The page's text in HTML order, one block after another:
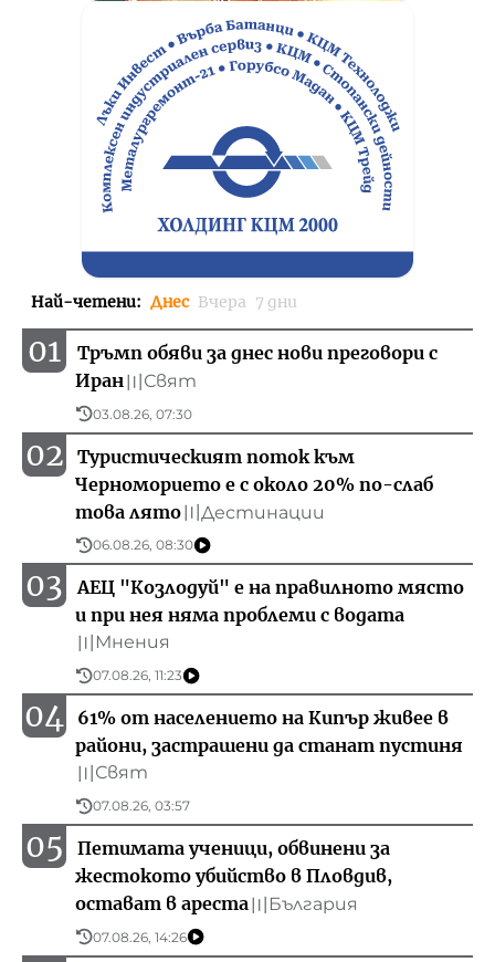
Най-четени: Днес Вчера 7 дни
01
Тръмп обяви за днес нови преговори с
Иран 〣 Свят
03.08.26, 07:30
02
Туристическият поток към
Черноморието е с около 20% по-слаб
това лято 〣 Дестинации
06.08.26, 08:30
03
АЕЦ "Козлодуй" е на правилното място
и при нея няма проблеми с водата
〣 Мнения
07.08.26, 11:23
04
61% от населението на Кипър живее в
райони, застрашени да станат пустиня
〣 Свят
07.08.26, 03:57
05
Петимата ученици, обвинени за
жестокото убийство в Пловдив,
остават в ареста〣 България
07.08.26, 14:26